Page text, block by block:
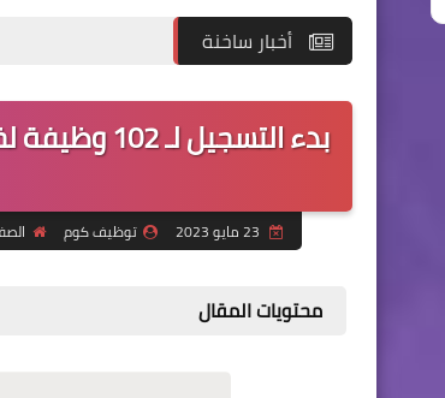
أخبار ساخنة
بدء
توظيف كوم
محتويات المقال